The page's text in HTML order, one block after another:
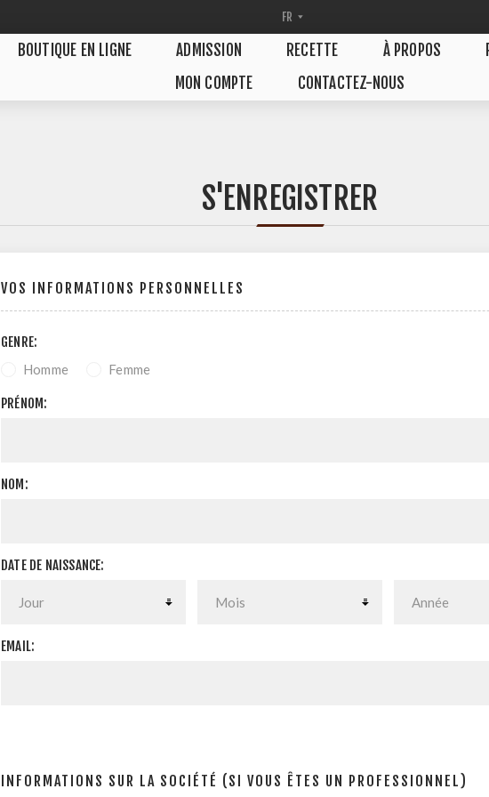
BOUTIQUE EN LIGNE ADMISSION RECETTE À PROPOS
MON COMPTE
CONTACTEZ-NOUS
S'ENREGISTRER
VOS INFORMATIONS PERSONNELLES
GENRE:
Homme Femme
PRÉNOM:
NOM:
DATE DE NAISSANCE:
EMAIL:
INFORMATIONS SUR LA SOCIÉTÉ (SI VOUS ÊTES UN PROFESSIONNEL)